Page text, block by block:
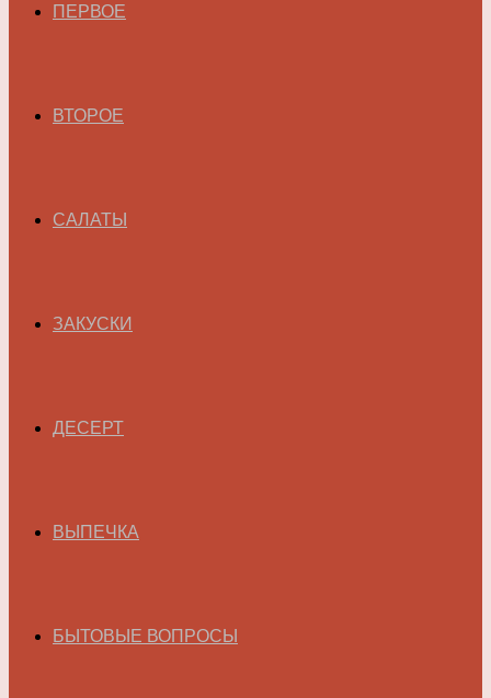
ПЕРВОЕ
ВТОРОЕ
САЛАТЫ
ЗАКУСКИ
ДЕСЕРТ
ВЫПЕЧКА
БЫТОВЫЕ ВОПРОСЫ